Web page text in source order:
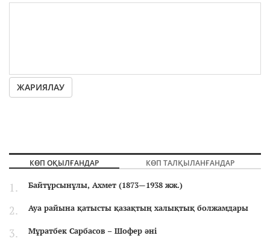
ЖАРИЯЛАУ
КӨП ОҚЫЛҒАНДАР КӨП ТАЛҚЫЛАНҒАНДАР
Байтұрсынұлы, Ахмет (1873—1938 жж.)
Ауа райына қатысты қазақтың халықтық болжамдары
Мұратбек Сарбасов – Шофер әні